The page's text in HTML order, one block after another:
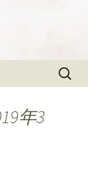
検
年3